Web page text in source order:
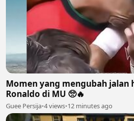
Momen yang mengubah jalan
Ronaldo di MU 🥺🔥
Guee Persija•4 views•12 minutes ago